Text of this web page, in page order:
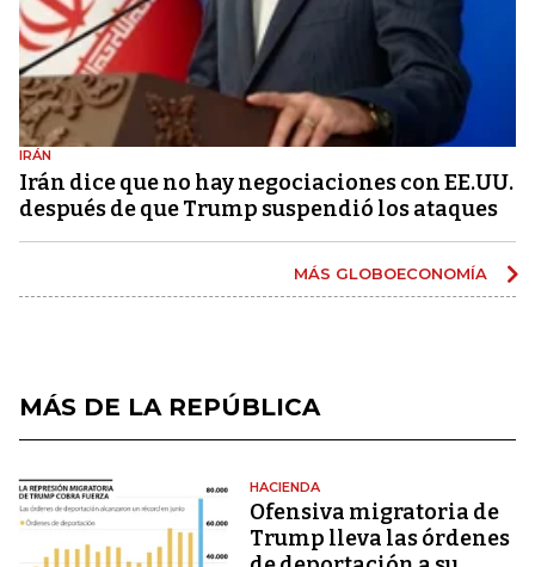
IRÁN
Irán dice que no hay negociaciones con EE.UU.
después de que Trump suspendió los ataques
MÁS GLOBOECONOMÍA
MÁS DE LA REPÚBLICA
HACIENDA
Ofensiva migratoria de
Trump lleva las órdenes